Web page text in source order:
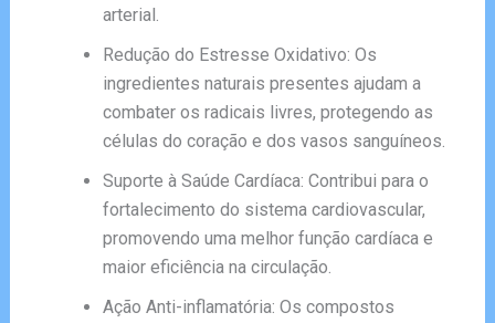
arterial.
Redução do Estresse Oxidativo: Os
ingredientes naturais presentes ajudam a
combater os radicais livres, protegendo as
células do coração e dos vasos sanguíneos.
Suporte à Saúde Cardíaca: Contribui para o
fortalecimento do sistema cardiovascular,
promovendo uma melhor função cardíaca e
maior eficiência na circulação.
Ação Anti-inflamatória: Os compostos